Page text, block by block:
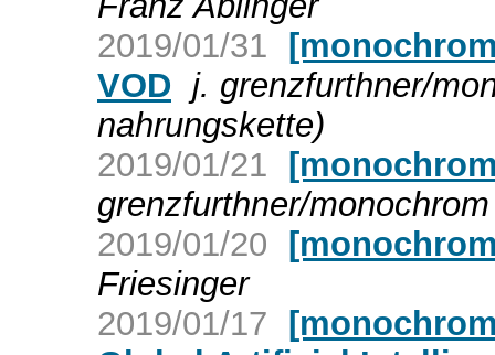
2019/01/31
VOD j. grenzfurthner/
nahrungskette)
2019/01/21
grenzfurthner/
2019/01/20
Friesinger
2019/01/17